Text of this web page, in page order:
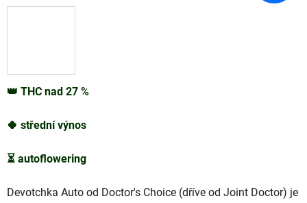
👑 THC nad 27 %
🍀 střednívýnos
⏳ autoflowering
Devotchka Auto od Doctor's Choice (dříve od Joint Doctor) je